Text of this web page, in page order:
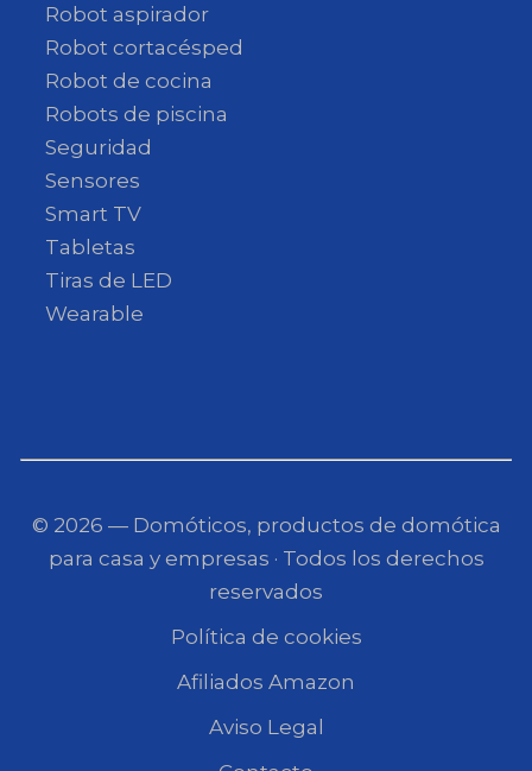
Robot aspirador
Robot cortacésped
Robot de cocina
Robots de piscina
Seguridad
Sensores
Smart TV
Tabletas
Tiras de LED
Wearable
© 2026 — Domóticos, productos de domótica
para casa y empresas · Todos los derechos
reservados
Política de cookies
Afiliados Amazon
Aviso Legal